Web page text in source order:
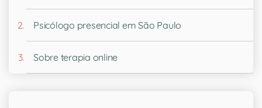
Psicólogo presencial em São Paulo
Sobre terapia online